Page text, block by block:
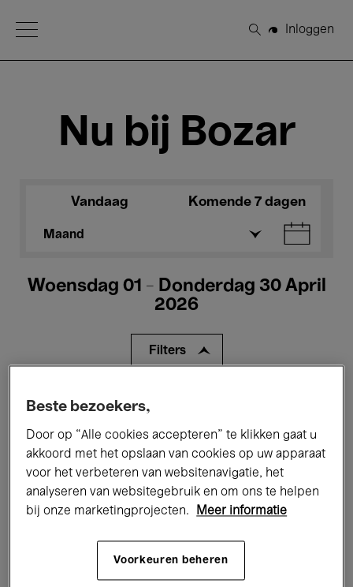
Open Menu
Zoeken
Inloggen
Nu bij Bozar
Vandaag Komende 7 dagen
Maand
Woensdag 01 - Donderdag 30 April
2026
Filters
Alle evenementen
Tentoonstellingen Films
Performances Lezingen & Debatten
Jazz Klassieke Muziek Global Music
Beste bezoekers,
Door op “Alle cookies accepteren” te klikken gaat u
akkoord met het opslaan van cookies op uw apparaat
voor het verbeteren van websitenavigatie, het
analyseren van websitegebruik en om ons te helpen
bij onze marketingprojecten.
Meer informatie
Voorkeuren beheren